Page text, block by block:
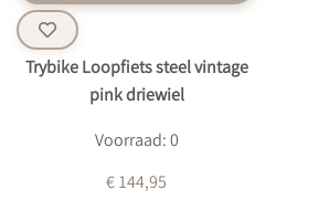
Trybike Loopfiets steel vintage
pink driewiel
Voorraad: 0
€ 144,95